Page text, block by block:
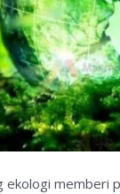
ekologi memberi